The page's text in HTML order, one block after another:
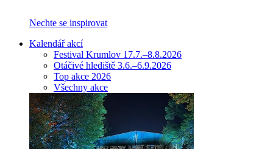
Nechte se inspirovat
Kalendář akcí
Festival Krumlov 17.7.–8.8.2026
Otáčivé hlediště 3.6.–6.9.2026
Top akce 2026
Všechny akce